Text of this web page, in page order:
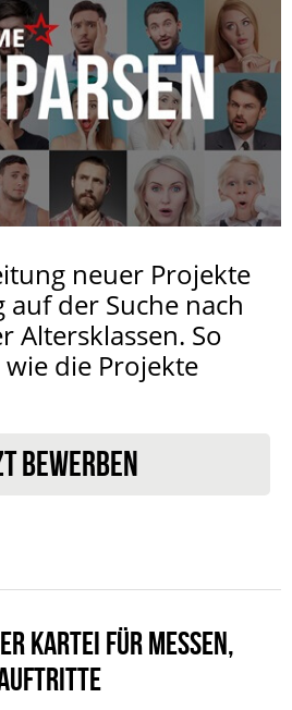
neuer Projekte
der Suche nach
Altersklassen. So
die Projekte
BEWERBEN
KARTEI FÜR MESSEN,